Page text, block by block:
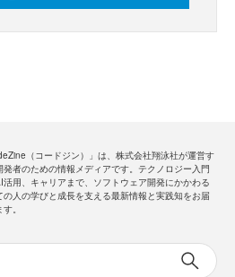
（コードジン）」は、株式会社翔泳社が運営す
発者のための情報メディアです。テクノロジー入門
活用、キャリアまで、ソフトウェア開発にかかわる
の人の学びと成長を支える最新情報と実践知をお届
。